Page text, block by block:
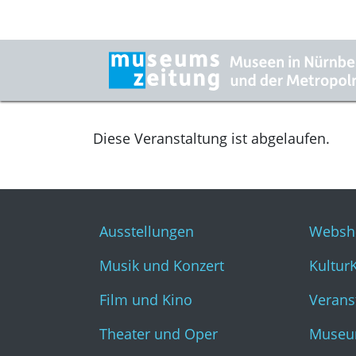
Diese Veranstaltung ist abgelaufen.
Ausstellungen
Musik und Konzert
Film und Kino
Theater und Oper